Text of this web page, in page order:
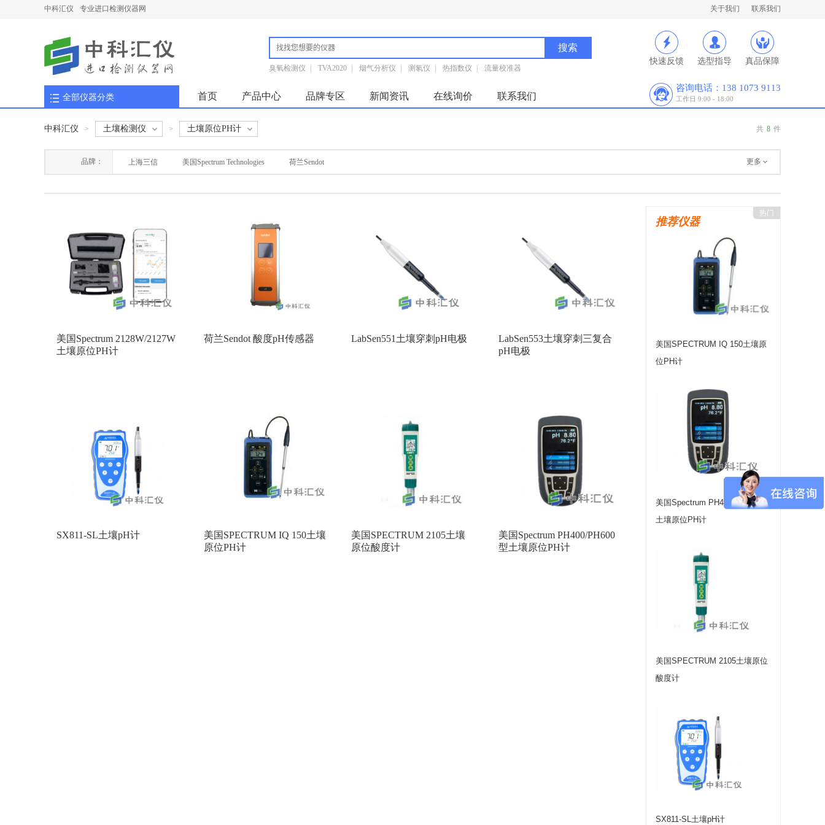
中科汇仪 专业进口检测仪器网 关于我们 联系我们
快速反馈 选型指导 真品保障
臭氧检测仪 TVA2020 烟气分析仪 测氡仪 热指数仪 流量校准器
首页 产品中心 品牌专区 新闻资讯 在线询价 联系我们
咨询电话：138 1073 9113
工作日 9:00 - 18:00
全部仪器分类
共 8 件
中科汇仪 > 土壤检测仪 > 土壤原位PH计
品牌： 上海三信 美国Spectrum Technologies 荷兰Sendot 更多
美国Spectrum 2128W/2127W
土壤原位PH计
荷兰Sendot 酸度pH传感器 LabSen551土壤穿刺pH电极
LabSen553土壤穿刺三复合
pH电极
SX811-SL土壤pH计
美国SPECTRUM IQ 150土壤
原位PH计
美国SPECTRUM 2105土壤
原位酸度计
美国Spectrum PH400/PH600
型土壤原位PH计
热门
推荐仪器
美国SPECTRUM IQ 150土壤原
位PH计
美国Spectrum PH400/PH600型
土壤原位PH计
美国SPECTRUM 2105土壤原位
酸度计
SX811-SL土壤pH计